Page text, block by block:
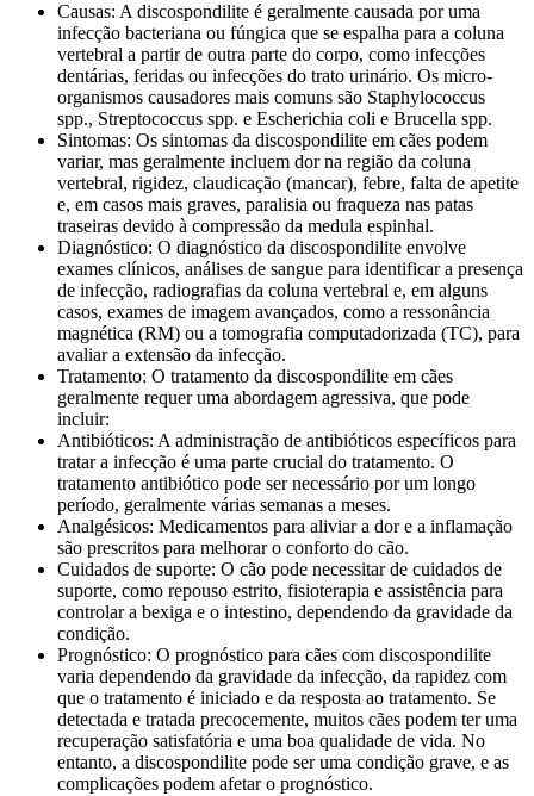
Causas: A discospondilite é geralmente causada por uma
infecção bacteriana ou fúngica que se espalha para a coluna
vertebral a partir de outra parte do corpo, como infecções
dentárias, feridas ou infecções do trato urinário. Os micro-
organismos causadores mais comuns são Staphylococcus
spp., Streptococcus spp. e Escherichia coli e Brucella spp.
Sintomas: Os sintomas da discospondilite em cães podem
variar, mas geralmente incluem dor na região da coluna
vertebral, rigidez, claudicação (mancar), febre, falta de apetite
e, em casos mais graves, paralisia ou fraqueza nas patas
traseiras devido à compressão da medula espinhal.
Diagnóstico: O diagnóstico da discospondilite envolve
exames clínicos, análises de sangue para identificar a presença
de infecção, radiografias da coluna vertebral e, em alguns
casos, exames de imagem avançados, como a ressonância
magnética (RM) ou a tomografia computadorizada (TC), para
avaliar a extensão da infecção.
Tratamento: O tratamento da discospondilite em cães
geralmente requer uma abordagem agressiva, que pode
incluir:
Antibióticos: A administração de antibióticos específicos para
tratar a infecção é uma parte crucial do tratamento. O
tratamento antibiótico pode ser necessário por um longo
período, geralmente várias semanas a meses.
Analgésicos: Medicamentos para aliviar a dor e a inflamação
são prescritos para melhorar o conforto do cão.
Cuidados de suporte: O cão pode necessitar de cuidados de
suporte, como repouso estrito, fisioterapia e assistência para
controlar a bexiga e o intestino, dependendo da gravidade da
condição.
Prognóstico: O prognóstico para cães com discospondilite
varia dependendo da gravidade da infecção, da rapidez com
que o tratamento é iniciado e da resposta ao tratamento. Se
detectada e tratada precocemente, muitos cães podem ter uma
recuperação satisfatória e uma boa qualidade de vida. No
entanto, a discospondilite pode ser uma condição grave, e as
complicações podem afetar o prognóstico.